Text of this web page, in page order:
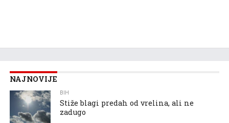
NAJNOVIJE
BIH
Stiže blagi predah od vrelina, ali ne
zadugo